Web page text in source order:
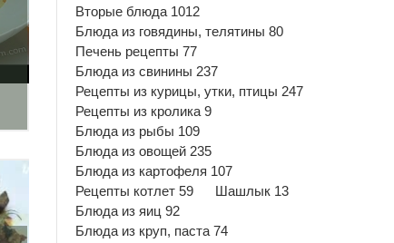
Вторые блюда 1012
Блюда из говядины, телятины 80
Печень рецепты 77
Блюда из свинины 237
Рецепты из курицы, утки, птицы 247
Рецепты из кролика 9
Блюда из рыбы 109
Блюда из овощей 235
Блюда из картофеля 107
Рецепты котлет 59
Шашлык 13
Блюда из яиц 92
Блюда из круп, паста 74